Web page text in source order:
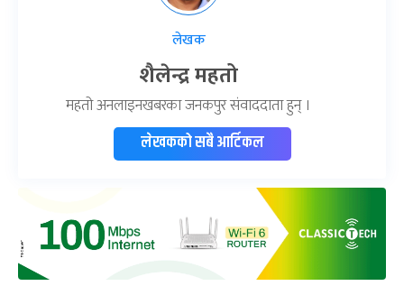
लेखक
शैलेन्द्र महतो
महतो अनलाइनखबरका जनकपुर संवाददाता हुन् ।
लेखकको सबै आर्टिकल